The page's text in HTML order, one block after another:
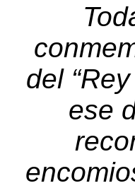
del
ese